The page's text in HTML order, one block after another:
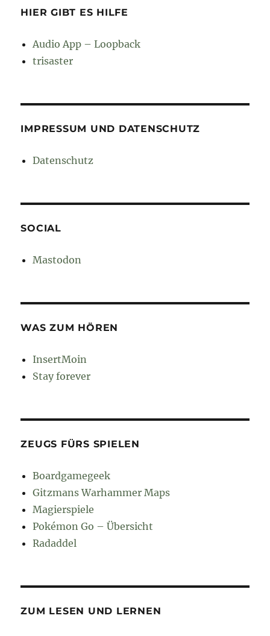
HIER GIBT ES HILFE
Audio App – Loopback
trisaster
IMPRESSUM UND DATENSCHUTZ
Datenschutz
SOCIAL
Mastodon
WAS ZUM HÖREN
InsertMoin
Stay forever
ZEUGS FÜRS SPIELEN
Boardgamegeek
Gitzmans Warhammer Maps
Magierspiele
Pokémon Go – Übersicht
Radaddel
ZUM LESEN UND LERNEN